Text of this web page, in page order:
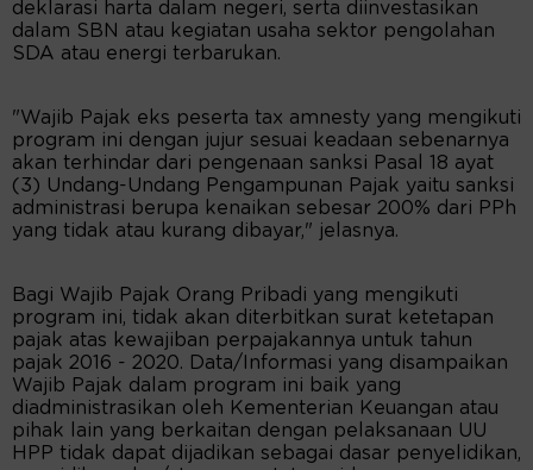
deklarasi harta dalam negeri, serta diinvestasikan
dalam SBN atau kegiatan usaha sektor pengolahan
SDA atau energi terbarukan.
"Wajib Pajak eks peserta tax amnesty yang mengikuti
program ini dengan jujur sesuai keadaan sebenarnya
akan terhindar dari pengenaan sanksi Pasal 18 ayat
(3) Undang-Undang Pengampunan Pajak yaitu sanksi
administrasi berupa kenaikan sebesar 200% dari PPh
yang tidak atau kurang dibayar," jelasnya.
Bagi Wajib Pajak Orang Pribadi yang mengikuti
program ini, tidak akan diterbitkan surat ketetapan
pajak atas kewajiban perpajakannya untuk tahun
pajak 2016 - 2020. Data/Informasi yang disampaikan
Wajib Pajak dalam program ini baik yang
diadministrasikan oleh Kementerian Keuangan atau
pihak lain yang berkaitan dengan pelaksanaan UU
HPP tidak dapat dijadikan sebagai dasar penyelidikan,